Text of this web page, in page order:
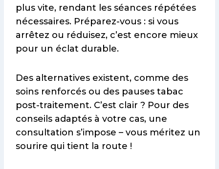
plus vite, rendant les séances répétées
nécessaires. Préparez-vous : si vous
arrêtez ou réduisez, c’est encore mieux
pour un éclat durable.
Des alternatives existent, comme des
soins renforcés ou des pauses tabac
post-traitement. C’est clair ? Pour des
conseils adaptés à votre cas, une
consultation s’impose – vous méritez un
sourire qui tient la route !